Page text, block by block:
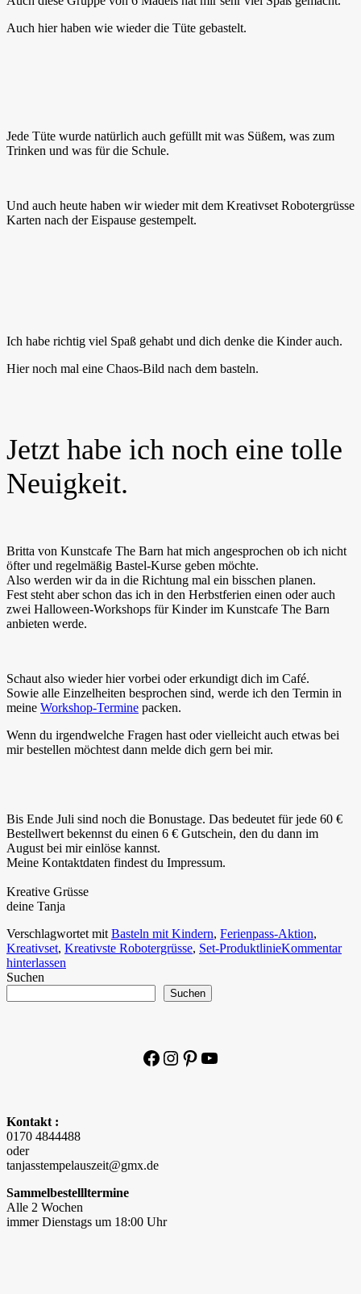
Auch hier haben wie wieder die Tüte gebastelt.
Jede Tüte wurde natürlich auch gefüllt mit was Süßem, was zum
Trinken und was für die Schule.
Und auch heute haben wir wieder mit dem Kreativset Robotergrüsse
Karten nach der Eispause gestempelt.
Ich habe richtig viel Spaß gehabt und dich denke die Kinder auch.
Hier noch mal eine Chaos-Bild nach dem basteln.
Jetzt habe ich noch eine tolle
Neuigkeit.
Britta von Kunstcafe The Barn hat mich angesprochen ob ich nicht
öfter und regelmäßig Bastel-Kurse geben möchte.
Also werden wir da in die Richtung mal ein bisschen planen.
Fest steht aber schon das ich in den Herbstferien einen oder auch
zwei Halloween-Workshops für Kinder im Kunstcafe The Barn
anbieten werde.
Schaut also wieder hier vorbei oder erkundigt dich im Café.
Sowie alle Einzelheiten besprochen sind, werde ich den Termin in
meine Workshop-Termine packen.
Wenn du irgendwelche Fragen hast oder vielleicht auch etwas bei
mir bestellen möchtest dann melde dich gern bei mir.
Bis Ende Juli sind noch die Bonustage. Das bedeutet für jede 60 €
Bestellwert bekennst du einen 6 € Gutschein, den du dann im
August bei mir einlöse kannst.
Meine Kontaktdaten findest du Impressum.
Kreative Grüsse
deine Tanja
Verschlagwortet mit Basteln mit Kindern, Ferienpass-Aktion,
Kreativset, Kreativste Robotergrüsse, Set-ProduktlinieKommentar
hinterlassen
Suchen
Suchen
Facebook
Instagram
Pinterest
YouTube
Kontakt :
0170 4844488
oder
tanjasstempelauszeit@gmx.de
Sammelbestellltermine
Alle 2 Wochen
immer Dienstags um 18:00 Uhr